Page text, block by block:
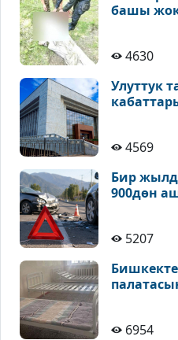
башы жок
4630
Улуттук
4569
Бир
900дөн
5207
6954